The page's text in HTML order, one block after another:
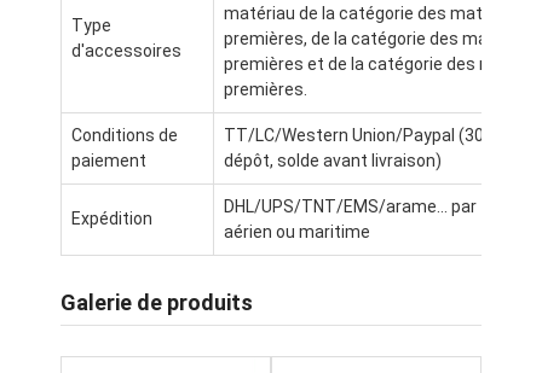
À propos de nous
Contrôle de qualité
Contactez-nous
Nouvelles
Type
d'accessoires
matériau de la catégorie des matières
premières, de la catégorie des matières
premières et de la catégorie des
premières.
Conditions de
paiement
TT/LC/Western Union/Paypal (30% de
dépôt, solde avant livraison)
Expédition
DHL/UPS/TNT/EMS/arame... par fret
aérien ou maritime
Galerie de produits